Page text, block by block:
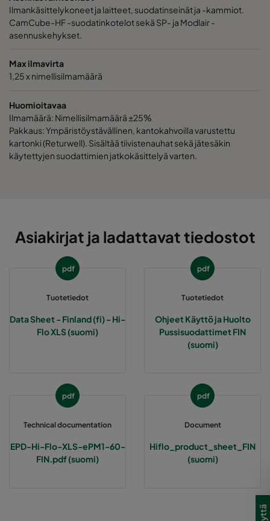
2550 592x490x520-6 ePM2,5 50% M6
2550 592x287x520-6
2550 592x592x370-6
2550 490x592x370-5
2550 287x592x370-3 ePM2,5 50% M6
0160 592x592x640-6 ePM1 60% F7
0160 490x592x640-5
0160 287x592x640-3 F7
0160 592x490x640-6 ePM1 60% F7
0160 592x592x520-6
0160 490x592x520-5 F7
0160 287x592x520-3 F7
Ilmankäsittelykoneet ja laitteet, suodatinseinät ja -kammiot.
CamCube-HF -suodatinkotelot sekä SP- ja Modlair -
asennuskehykset.
Max ilmavirta
1,25 x nimellisilmamäärä
Huomioitavaa
Ilmamäärä: Nimellisilmamäärä ±25%
Pakkaus: Ympäristöystävällinen, kantokahvoilla varustettu
kartonki (Returwell). Sisältää tiivistenauhat sekä jätesäkin
käytettyjen suodattimien jatkokäsittelyä varten.
Asiakirjat ja ladattavat tiedostot
pdf
Tuotetiedot
Data Sheet - Finland (fi) - Hi-
Flo XLS (suomi)
pdf
Tuotetiedot
Ohjeet Käyttö ja Huolto
Pussisuodattimet FIN
(suomi)
pdf
Technical documentation
EPD-Hi-Flo-XLS-ePM1-60-
FIN.pdf (suomi)
pdf
Document
Hiflo_product_sheet_FIN
(suomi)